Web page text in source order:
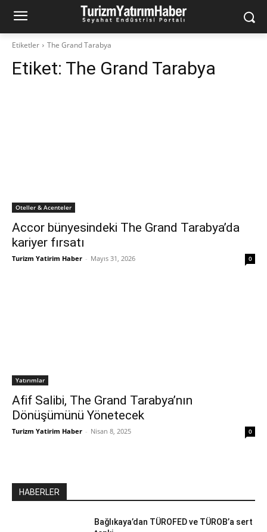
Etiketler The Grand Tarabya
Etiket: The Grand Tarabya
Oteller & Acenteler
Accor bünyesindeki The Grand Tarabya’da
kariyer fırsatı
Turizm Yatirim Haber - Mayıs 31, 2026 0
Yatırımlar
Afif Salibi, The Grand Tarabya’nın
Dönüşümünü Yönetecek
Turizm Yatirim Haber - Nisan 8, 2025 0
HABERLER
Bağlıkaya’dan TÜROFED ve TÜROB’a sert